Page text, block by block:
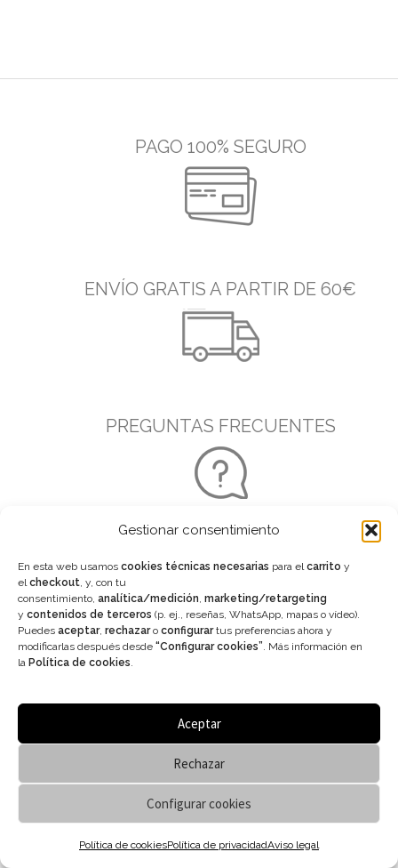
Gestionar consentimiento
En esta web usamos cookies técnicas necesarias para elcarrito y
elcheckout, y, con tu
consentimiento, analítica/medición, marketing/retargeting
y contenidos de terceros (p. ej., reseñas, WhatsApp, mapas o vídeo).
Puedes aceptar, rechazaro configurartus preferencias ahora y
modificarlas después desde “Configurar cookies”. Más información en
la Política de cookies.
Aceptar
Rechazar
Configurar cookies
Política de cookiesPolítica de privacidadAviso legal
PAGO 100% SEGURO
ENVÍO GRATIS A PARTIR DE 60€
PREGUNTAS FRECUENTES
Vanitas Espai
08008 Barcelona
Teléfono:+34 933 682 555
info@vanitasespai.com
PEDIR CITA